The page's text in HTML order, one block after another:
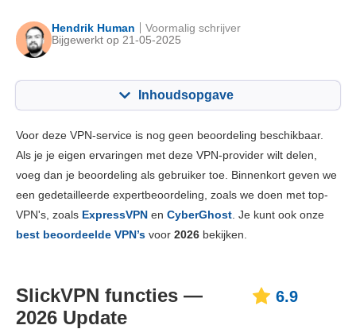
Hendrik Human
Bijgewerkt op 21-05-2025
Voormalig schrijver
Inhoudsopgave
Belangrijkste functies 6.9
Installatie en apps 8.0
Betrouwbaarheid & Ondersteuning 7.8
Voor deze VPN-service is nog geen beoordeling beschikbaar.
Als je je eigen ervaringen met deze VPN-provider wilt delen,
voeg dan je beoordeling als gebruiker toe. Binnenkort geven we
een gedetailleerde expertbeoordeling, zoals we doen met top-
VPN's, zoals ExpressVPN en CyberGhost . Je kunt ook onze
best beoordeelde VPN’s voor 2026 bekijken.
SlickVPN functies —
2026 Update
6.9